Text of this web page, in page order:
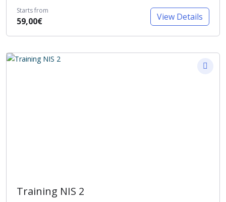
Starts from
59,00€ View Details
Training NIS 2